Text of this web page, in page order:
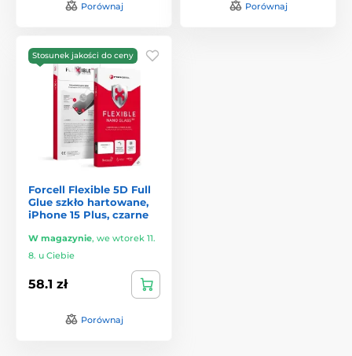
Porównaj Porównaj
Stosunek jakości do ceny
Forcell Flexible 5D Full
Glue szkło hartowane,
iPhone 15 Plus, czarne
W magazynie, we wtorek 11.
8. u Ciebie
58.1 zł
Porównaj